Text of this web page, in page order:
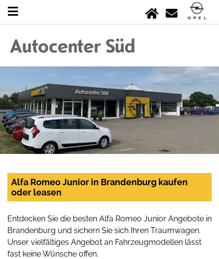
Alfa Romeo Junior in Brandenburg kaufen
oder leasen
Entdecken Sie die besten Alfa Romeo Junior Angebote in
Brandenburg und sichern Sie sich Ihren Traumwagen.
Unser vielfältiges Angebot an Fahrzeugmodellen lässt
fast keine Wünsche offen.